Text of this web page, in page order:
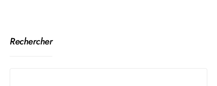
Rechercher